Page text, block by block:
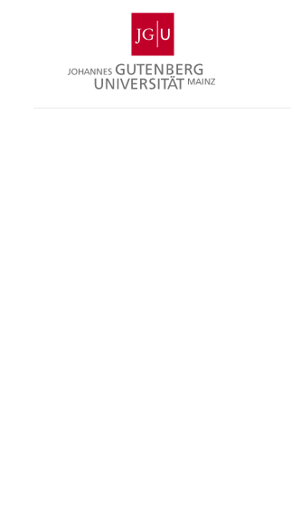
Gutenberg-
Universität
Mainz